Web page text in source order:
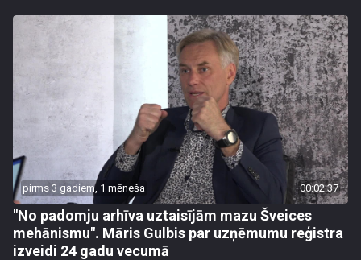
pirms 3 gadiem, 1 mēneša 00:02:37
"No padomju arhīva uztaisījām mazu Šveices
mehānismu". Māris Gulbis par uzņēmumu reģistra
izveidi 24 gadu vecumā